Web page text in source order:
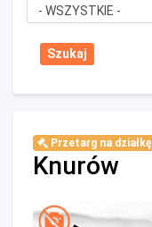
Przetarg na działkę
Knurów